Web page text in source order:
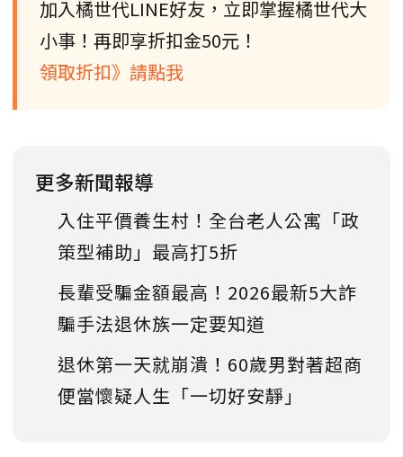
加入橘世代LINE好友，立即掌握橘世代大
小事！再即享折扣金50元！
領取折扣》請點我
更多新聞報導
入住平價養生村！全台老人公寓「政
策型補助」最高打5折
長輩受騙金額最高！2026最新5大詐
騙手法退休族一定要知道
退休第一天就崩潰！60歲男對著超商
便當懷疑人生「一切好安靜」